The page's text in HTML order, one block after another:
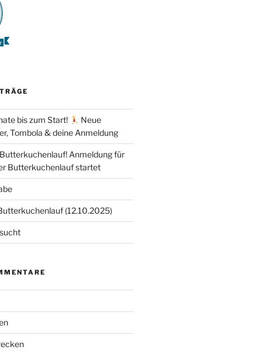
bis zum Start!
Neue
Tombola & deine Anmeldung
Anmeldung für
Butterkuchenlauf startet
(12.10.2025)